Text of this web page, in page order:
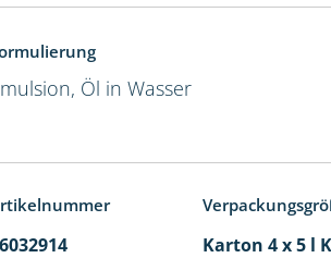
Öl in Wasser
Karton 4 x 5 l